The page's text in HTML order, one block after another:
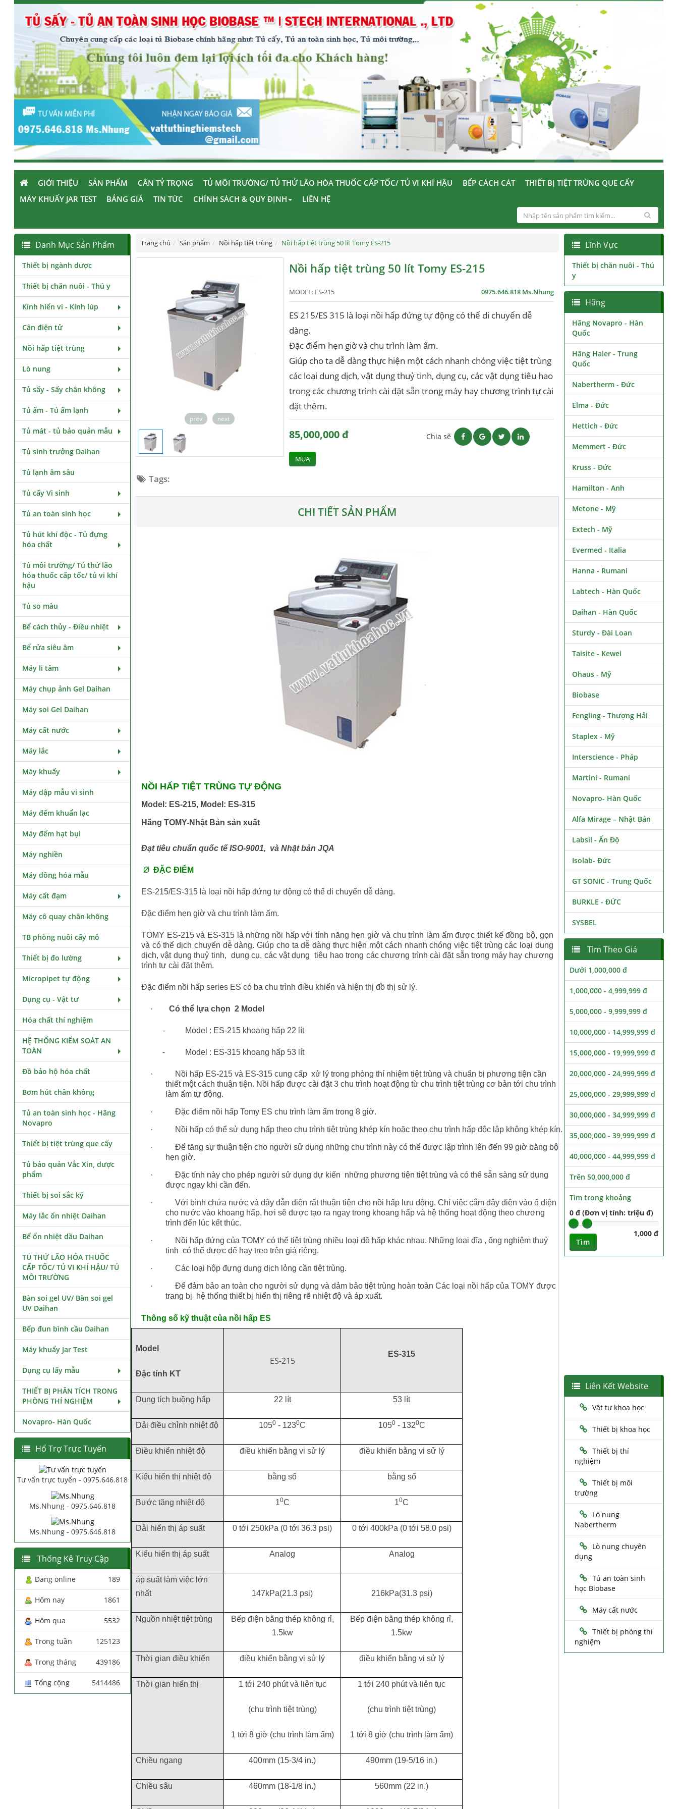
GIỚI THIỆU SẢN PHẨM CÂN TỶ TRỌNG TỦ MÔI TRƯỜNG/ TỦ THỬ LÃO HÓA THUỐC CẤP TỐC/ TỦ VI KHÍ HẬU BẾP CÁCH CÁT
THIẾT BỊ TIỆT TRÙNG QUE CẤY
MÁY KHUẤY JAR TEST
BẢNG GIÁ TIN TỨC CHÍNH SÁCH & QUY ĐỊNH LIÊN HỆ
Trang chủ Sản phẩm Nồi hấp tiệt trùng Nồi hấp tiệt trùng 50 lít Tomy ES-215
prev next
Nồi hấp tiệt trùng 50 lít Tomy ES-215
MODEL: ES-215 0975.646.818 Ms.Nhung
ES 215/ES 315 là loại nồi hấp đứng tự động có thể di chuyển dễ
dàng.
Đặc điểm hẹn giờ và chu trình làm ấm.
Giúp cho ta dễ dàng thực hiện một cách nhanh chóng việc tiệt trùng
các loại dung dịch, vật dụng thuỷ tinh, dụng cụ, các vật dụng tiêu hao
trong các chương trình cài đặt sẵn trong máy hay chương trình tự cài
đặt thêm.
85,000,000 đ
MUA
Chia sẽ
Tags:
CHI TIẾT SẢN PHẨM
NỒI HẤP TIỆT TRÙNG TỰ ĐỘNG
Model: ES-215, Model: ES-315
Hãng TOMY-Nhật Bản sản xuất
Đạt tiêu chuẩn quốc tế ISO-9001, và Nhật bản JQA
ØĐẶC ĐIỂM
ES-215/ES-315 là loại nồi hấp đứng tự động có thể di chuyển dễ dàng.
Đặc điểm hẹn giờ và chu trình làm ấm.
TOMY ES-215 và ES-315 là những nồi hấp với tính năng hẹn giờ và chu trình làm ấm được thiết kế đồng bộ, gọn
và có thể dịch chuyển dễ dàng. Giúp cho ta dễ dàng thực hiện một cách nhanh chóng việc tiệt trùng các loại dung
dịch, vật dụng thuỷ tinh, dụng cụ, các vật dụng tiêu hao trong các chương trình cài đặt sẵn trong máy hay chương
trình tự cài đặt thêm.
Đặc điểm nồi hấp series ES có ba chu trình điều khiển và hiện thị đồ thị sử lý.
· Có thể lựa chọn 2 Model
- Model : ES-215 khoang hấp 22 lít
- Model : ES-315 khoang hấp 53 lít
· Nồi hấp ES-215 và ES-315 cung cấp xử lý trong phòng thí nhiệm tiệt trùng và chuẩn bị phương tiện cần
thiết một cách thuận tiện. Nồi hấp được cài đặt 3 chu trình hoạt động từ chu trình tiệt trùng cơ bản tới chu trình
làm ấm tự động.
· Đặc điểm nồi hấp Tomy ES chu trình làm ấm trong 8 giờ.
· Nồi hấp có thể sử dụng hấp theo chu trình tiệt trùng khép kín hoặc theo chu trình hấp độc lập không khép kín.
· Để tăng sự thuận tiện cho người sử dụng những chu trình này có thể được lập trình lên đến 99 giờ bằng bộ
hẹn giờ.
· Đặc tính này cho phép người sử dụng dự kiến những phương tiện tiệt trùng và có thể sẵn sàng sử dụng
được ngay khi cần đến.
· Với bình chứa nước và dây dẫn điện rất thuận tiện cho nồi hấp lưu động. Chỉ việc cắm dây điện vào ổ điện
cho nước vào khoang hấp, hơi sẽ được tạo ra ngay trong khoang hấp và hệ thống hoạt động theo chương
trình đến lúc kết thúc.
· Nồi hấp đứng của TOMY có thể tiệt trùng nhiều loại đồ hấp khác nhau. Những loại đĩa , ống nghiệm thuỷ
tinh có thể được để hay treo trên giá riêng.
· Các loại hộp đựng dung dịch lỏng cần tiệt trùng.
· Để đảm bảo an toàn cho người sử dụng và dảm bảo tiệt trùng hoàn toàn Các loại nồi hấp của TOMY được
trang bị hệ thống thiết bị hiển thị riêng rẽ nhiệt độ và áp xuất.
Thông số kỹ thuật của nồi hấp ES
Model
Đặc tính KT
ES-215
ES-315
Dung tích buồng hấp 22 lít 53 lít
Dải điều chỉnh nhiệt độ 1050 - 1230C 1050- 1320C
Điều khiển nhiệt độ điều khiển bằng vi sử lý điều khiển bằng vi sử lý
Kiểu hiển thị nhiệt độ bằng số bằng số
Bước tăng nhiệt độ 10C 10C
Dải hiển thị áp suất 0 tới 250kPa (0 tới 36.3 psi) 0 tới 400kPa (0 tới 58.0 psi)
Kiểu hiển thị áp suất Analog Analog
áp suất làm việc lớn
nhất
147kPa(21.3 psi) 216kPa(31.3 psi)
Nguồn nhiệt tiệt trùng
Bếp điện bằng thép không rỉ,
1.5kw
Bếp điện bằng thép không rỉ,
1.5kw
Thời gian điều khiển điều khiển bằng vi sử lý điều khiển bằng vi sử lý
Thời gian hiển thị 1 tới 240 phút và liên tục
(chu trình tiệt trùng)
1 tới 8 giờ (chu trình làm ấm)
1 tới 240 phút và liên tục
(chu trình tiệt trùng)
1 tới 8 giờ (chu trình làm ấm)
Chiều ngang 400mm (15-3/4 in.) 490mm (19-5/16 in.)
Chiều sâu 460mm (18-1/8 in.) 560mm (22 in.)
Danh Mục Sản Phẩm
Thiết bị ngành dược
Thiết bị chăn nuôi - Thú y
Kính hiển vi - Kính lúp
Cân điện tử
Nồi hấp tiệt trùng
Lò nung
Tủ sấy - Sấy chân không
Tủ ấm - Tủ ấm lạnh
Tủ mát - tủ bảo quản mẫu
Tủ sinh trưởng Daihan
Tủ lạnh âm sâu
Tủ cấy Vi sinh
Tủ an toàn sinh học
Tủ hút khí độc - Tủ đựng
hóa chất
Tủ môi trường/ Tủ thử lão
hóa thuốc cấp tốc/ tủ vi khí
hậu
Tủ so màu
Bể cách thủy - Điều nhiệt
Bể rửa siêu âm
Máy li tâm
Máy chụp ảnh Gel Daihan
Máy soi Gel Daihan
Máy cất nước
Máy lắc
Máy khuấy
Máy dập mẫu vi sinh
Máy đếm khuẩn lạc
Máy đếm hạt bụi
Máy nghiền
Máy đồng hóa mẫu
Máy cất đạm
Máy cô quay chân không
TB phòng nuôi cấy mô
Thiết bị đo lường
Micropipet tự động
Dụng cụ - Vật tư
Hóa chất thí nghiệm
HỆ THỐNG KIỂM SOÁT AN
TOÀN
Đồ bảo hộ hóa chất
Bơm hút chân không
Tủ an toàn sinh học - Hãng
Novapro
Thiết bị tiệt trùng que cấy
Tủ bảo quản Vắc Xin, dược
phẩm
Thiết bị soi sắc ký
Máy lắc ổn nhiệt Daihan
Bể ổn nhiệt dầu Daihan
TỦ THỬ LÃO HÓA THUỐC
CẤP TỐC/ TỦ VI KHÍ HẬU/ TỦ
MÔI TRƯỜNG
Bàn soi gel UV/ Bàn soi gel
UV Daihan
Bếp đun bình cầu Daihan
Máy khuấy Jar Test
Dụng cụ lấy mẫu
THIẾT BỊ PHÂN TÍCH TRONG
PHÒNG THÍ NGHIỆM
Novapro- Hàn Quốc
Hổ Trợ Trực Tuyến
Tư vấn trực tuyến - 0975.646.818
Ms.Nhung - 0975.646.818
Ms.Nhung - 0975.646.818
Thống Kê Truy Cập
Đang online 189
Hôm nay 1861
Hôm qua 5532
Trong tuần 125123
Trong tháng 439186
Tổng cộng 5414486
Lĩnh Vực
Thiết bị chăn nuôi - Thú
y
Hãng
Hãng Novapro - Hàn
Quốc
Hãng Haier - Trung
Quốc
Nabertherm - Đức
Elma - Đức
Hettich - Đức
Memmert - Đức
Kruss - Đức
Hamilton - Anh
Metone - Mỹ
Extech - Mỹ
Evermed - Italia
Hanna - Rumani
Labtech - Hàn Quốc
Daihan - Hàn Quốc
Sturdy - Đài Loan
Taisite - Kewei
Ohaus - Mỹ
Biobase
Fengling - Thượng Hải
Staplex - Mỹ
Interscience - Pháp
Martini - Rumani
Novapro- Hàn Quốc
Alfa Mirage – Nhật Bản
Labsil - Ấn Độ
Isolab- Đức
GT SONIC - Trung Quốc
BURKLE - ĐỨC
SYSBEL
Tìm Theo Giá
Dưới 1,000,000 đ
1,000,000 - 4,999,999 đ
5,000,000 - 9,999,999 đ
10,000,000 - 14,999,999 đ
15,000,000 - 19,999,999 đ
20,000,000 - 24,999,999 đ
25,000,000 - 29,999,999 đ
30,000,000 - 34,999,999 đ
35,000,000 - 39,999,999 đ
40,000,000 - 44,999,999 đ
Trên 50,000,000 đ
Tìm trong khoảng
0 đ (Đơn vị tính: triệu đ)
1,000 đ
Tìm
Liên Kết Website
Vật tư khoa học
Thiết bị khoa học
Thiết bị thí
nghiệm
Thiết bị môi
trường
Lò nung
Nabertherm
Lò nung chuyên
dụng
Tủ an toàn sinh
học Biobase
Máy cất nước
Thiết bị phòng thí
nghiệm